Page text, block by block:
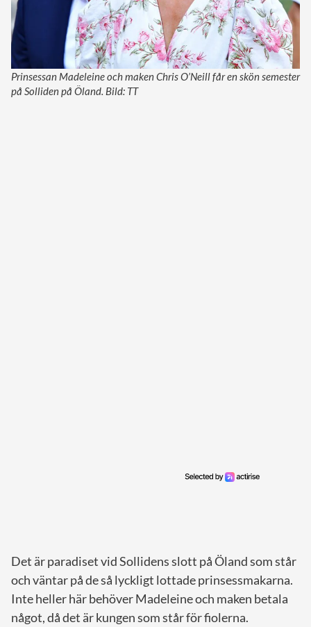
Prinsessan Madeleine och maken Chris O’Neill får en skön semester
på Solliden på Öland. Bild: TT
Det är paradiset vid Sollidens slott på Öland som står
och väntar på de så lyckligt lottade prinsessmakarna.
Inte heller här behöver Madeleine och maken betala
något, då det är kungen som står för fiolerna.